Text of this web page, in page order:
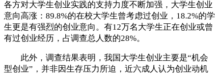
各方对大学生创业实践的支持力度不断加强，大学生创业
意向高涨：89.8%的在校大学生曾考虑过创业，18.2%的学
生更是有强烈的创业意向。有12万名大学生正在创业或曾
有过创业经历，占调查总人数的28%。
此外，调查结果表明，我国大学生创业主要是“机会
型创业”，并非因生存压力所迫，近六成人认为创业动机